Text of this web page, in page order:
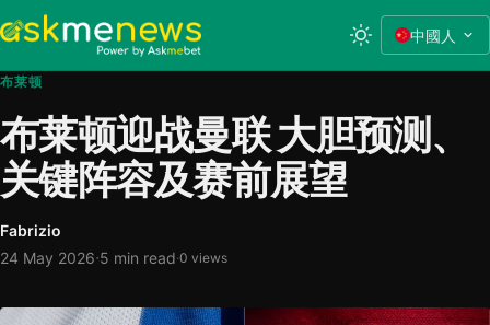
中國人
布莱顿
布莱顿迎战曼联 大胆预测、
关键阵容及赛前展望
Fabrizio
24 May 2026·5 min read·0 views